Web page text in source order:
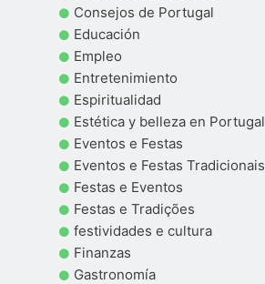
Consejos de Portugal
Educación
Empleo
Entretenimiento
Espiritualidad
Estética y belleza en Portugal
Eventos e Festas
Eventos e Festas Tradicionais
Festas e Eventos
Festas e Tradições
festividades e cultura
Finanzas
Gastronomía